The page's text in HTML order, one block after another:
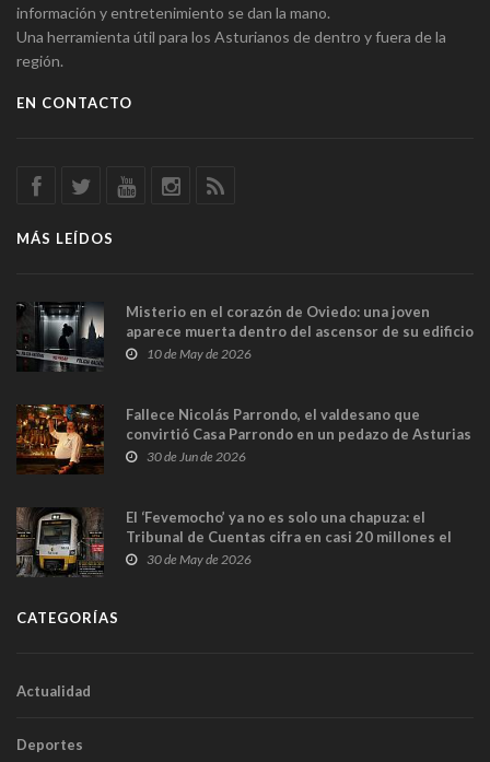
información y entretenimiento se dan la mano.
Una herramienta útil para los Asturianos de dentro y fuera de la
región.
EN CONTACTO
MÁS LEÍDOS
Misterio en el corazón de Oviedo: una joven
aparece muerta dentro del ascensor de su edificio
y las cámaras captan sus últimos minutos
10 de May de 2026
Fallece Nicolás Parrondo, el valdesano que
convirtió Casa Parrondo en un pedazo de Asturias
en Madrid
30 de Jun de 2026
El ‘Fevemocho’ ya no es solo una chapuza: el
Tribunal de Cuentas cifra en casi 20 millones el
sobrecoste de los trenes que no cabían por los
30 de May de 2026
CATEGORÍAS
Actualidad
Deportes